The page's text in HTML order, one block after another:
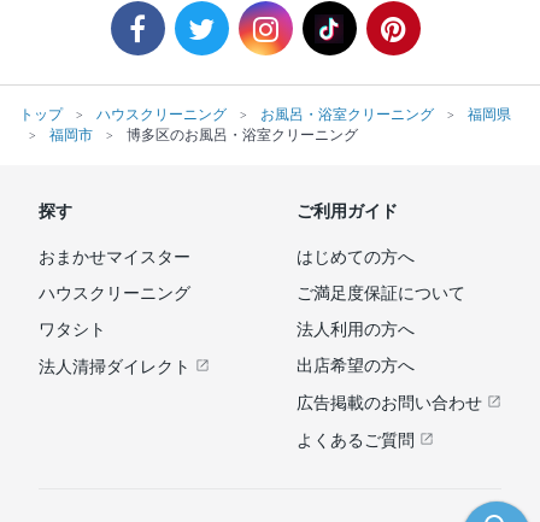
トップ ハウスクリーニング お風呂・浴室クリーニング
福岡県
福岡市
博多区のお風呂・浴室クリーニング
探す
おまかせマイスター
ハウスクリーニング
ワタシト
法人清掃ダイレクト
ご利用ガイド
はじめての方へ
ご満足度保証について
法人利用の方へ
出店希望の方へ
広告掲載のお問い合わせ
よくあるご質問